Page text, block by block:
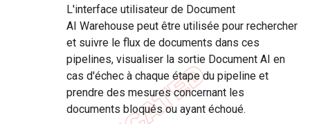
L'interface utilisateur de Document
AI Warehouse peut être utilisée pour rechercher
et suivre le flux de documents dans ces
pipelines, visualiser la sortie Document AI en
cas d'échec à chaque étape du pipeline et
prendre des mesures concernant les
documents bloqués ou ayant échoué.